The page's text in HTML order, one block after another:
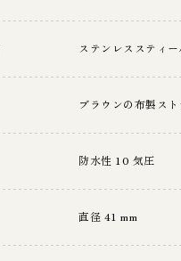
ステンレススティー
ブラウンの布製ス
防水性 10 気圧
直径 41 mm